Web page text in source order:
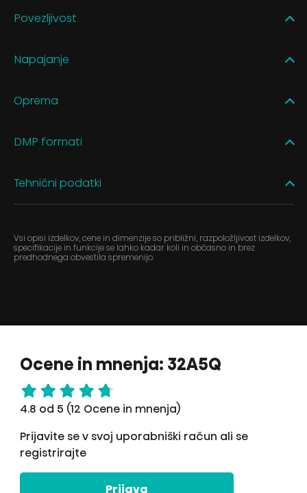
Povezljivost
Napajanje
Oprema
DMP formati
Tehnični podatki
Vsi opisi izdelkov, cene in dimenzije so približni, razpoložljivost izdelkov,
specifikacije in funkcije se lahko kadar koli in občasno in brez
predhodnega obvestila spremenijo.
Ocene in mnenja: 32A5Q
4.8 od 5 (12 Ocene in mnenja)
Prijavite se v svoj uporabniški račun ali se
registrirajte
Prijava